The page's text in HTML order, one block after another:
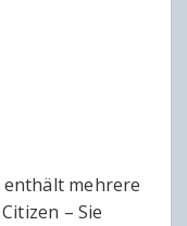
mehrere
– Sie